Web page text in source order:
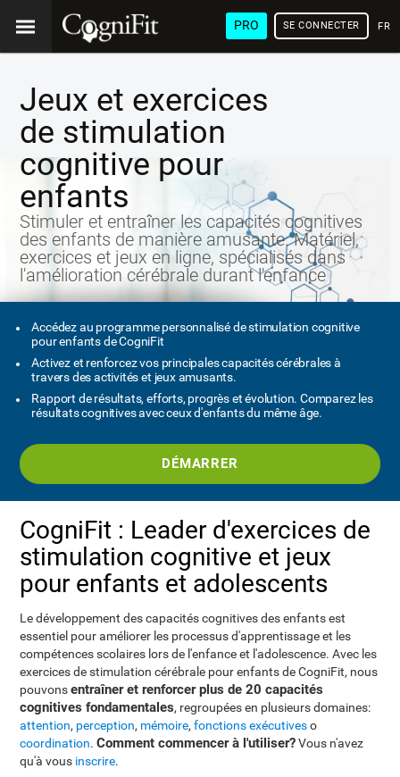
PRO SE CONNECTER
Jeux et exercices
de stimulation
cognitive pour
enfants
Stimuler et entraîner les capacités cognitives
des enfants de manière amusante. Matériel,
exercices et jeux en ligne, spécialisés dans
l'amélioration cérébrale durant l'enfance
Accédez au programme personnalisé de stimulation cognitive
pour enfants de CogniFit
Activez et renforcez vos principales capacités cérébrales à
travers des activités et jeux amusants.
Rapport de résultats, efforts, progrès et évolution. Comparez les
résultats cognitives avec ceux d'enfants du même âge.
DÉMARRER
CogniFit : Leader d'exercices de
stimulation cognitive et jeux
pour enfants et adolescents
Le développement des capacités cognitives des enfants est
essentiel pour améliorer les processus d'apprentissage et les
compétences scolaires lors de l'enfance et l'adolescence. Avec les
exercices de stimulation cérébrale pour enfants de CogniFit, nous
pouvonsentraîner et renforcer plus de 20 capacités
cognitives fondamentales, regroupées en plusieurs domaines:
attention, perception, mémoire,fonctions exécutiveso
coordination.Comment commencer à l'utiliser?Vous n'avez
qu'à vous inscrire.